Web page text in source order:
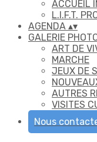
ACCUEIL
L.I.F.T.
AGENDA ▴▾
GALERIE
ART DE
MARCHE
JEUX DE
AUTRES
VISITES
Nous